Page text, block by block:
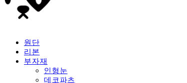
원단
리본
부자재
인형눈
데코파츠